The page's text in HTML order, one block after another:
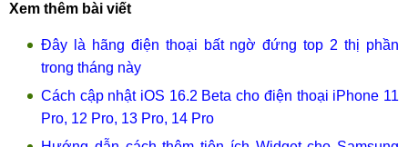
Xem thêm bài viết
Đây là hãng điện thoại bất ngờ đứng top 2 thị phần
trong tháng này
Cách cập nhật iOS 16.2 Beta cho điện thoại iPhone 11
Pro, 12 Pro, 13 Pro, 14 Pro